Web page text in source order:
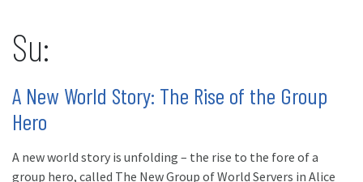
Su:
A New World Story: The Rise of the Group
Hero
A new world story is unfolding – the rise to the fore of a
group hero, called The New Group of World Servers in Alice